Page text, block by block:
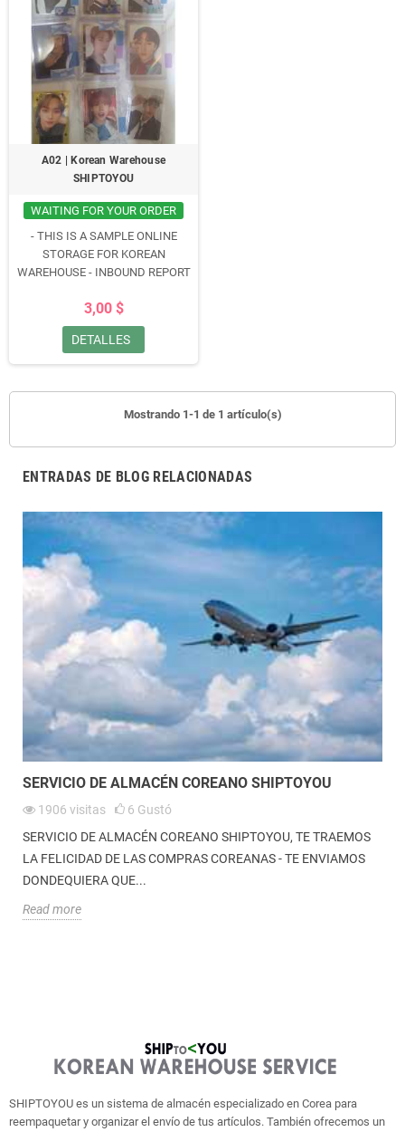
A02 | Korean Warehouse
SHIPTOYOU
WAITING FOR YOUR ORDER
- THIS IS A SAMPLE ONLINE
STORAGE FOR KOREAN
WAREHOUSE -INBOUND REPORT
STORAGE START DATE :
15TH. OCTOBERLOCAL
TRACKING NO. : 450950956800
CONTENTS : 1 K-POP Photo card 9
WEIGHT : 0.80 KGKOREA
3,00 $
DETALLES
Mostrando 1-1 de 1 artículo(s)
ENTRADAS DE BLOG RELACIONADAS
SERVICIO DE ALMACÉN COREANO SHIPTOYOU
1906 visitas 6 Gustó
SERVICIO DE ALMACÉN COREANO SHIPTOYOU, TE TRAEMOS
LA FELICIDAD DE LAS COMPRAS COREANAS - TE ENVIAMOS
DONDEQUIERA QUE...
Read more
SHIPTOYOU es un sistema de almacén especializado en Corea para
reempaquetar y organizar el envío de tus artículos. También ofrecemos un